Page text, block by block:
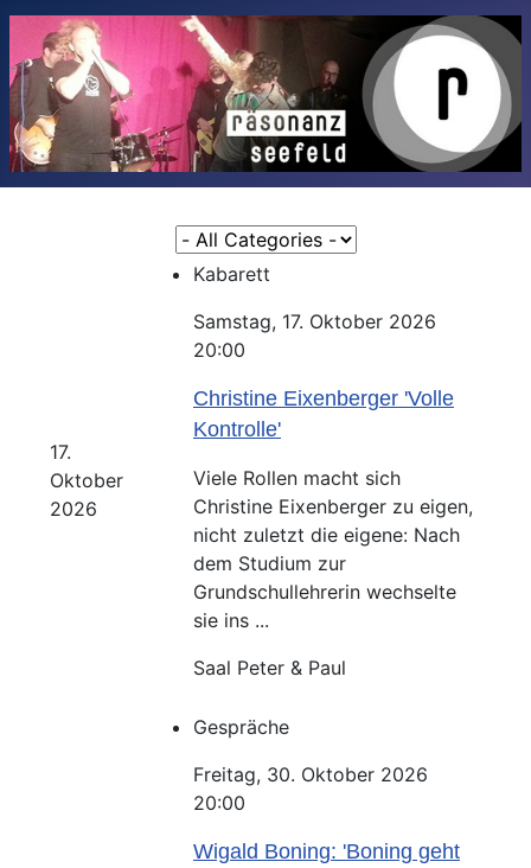
Eine Kategorie auswählen um die Liste
17.
Oktober
2026
Kabarett
Samstag, 17. Oktober 2026
20:00
Christine Eixenberger 'Volle
Kontrolle'
Viele Rollen macht sich
Christine Eixenberger zu eigen,
nicht zuletzt die eigene: Nach
dem Studium zur
Grundschullehrerin wechselte
sie ins ...
Saal Peter & Paul
Gespräche
Freitag, 30. Oktober 2026
20:00
Wigald Boning: 'Boning geht